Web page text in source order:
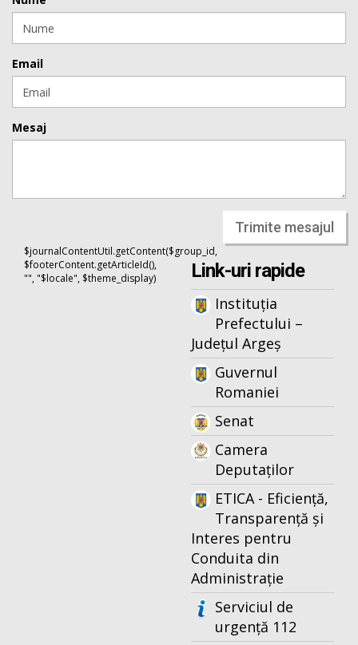
Email
Mesaj
Trimite mesajul
$journalContentUtil.getContent($group_id,
$footerContent.getArticleId(),
"", "$locale", $theme_display)
Link-uri rapide
Instituția
Prefectului –
Județul Argeș
Guvernul
Romaniei
Senat
Camera
Deputaților
ETICA - Eficiență,
Transparență și
Interes pentru
Conduita din
Administrație
Serviciul de
urgență 112